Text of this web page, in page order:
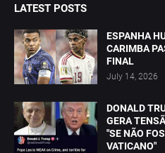
LATEST POSTS
ESPANHA
CARIMBA
FINAL
July 14, 2026
DONALD
GERA
"SE NÃO
VATICANO"